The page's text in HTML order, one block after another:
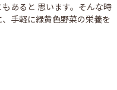
あると 思います。そんな時
手軽に緑黄色野菜の栄養を